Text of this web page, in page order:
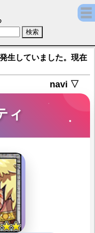
：日野聡)【東京放
生していました。現在
navi ▽
ィ